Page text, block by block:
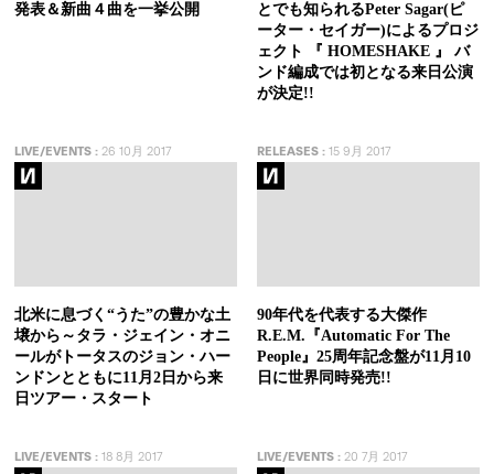
発表＆新曲４曲を一挙公開
とでも知られるPeter Sagar(ピ
ーター・セイガー)によるプロジ
ェクト 『 HOMESHAKE 』 バ
ンド編成では初となる来日公演
が決定!!
LIVE/EVENTS : 26 10月 2017
北米に息づく“うた”の豊かな土
壌から～タラ・ジェイン・オニ
ールがトータスのジョン・ハー
ンドンとともに11月2日から来
日ツアー・スタート
RELEASES:15 9月 2017
90年代を代表する大傑作
R.E.M.『Automatic For The
People』25周年記念盤が11月10
日に世界同時発売!!
LIVE/EVENTS : 18 8月 2017 LIVE/EVENTS:20 7月 2017